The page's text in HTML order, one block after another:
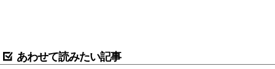
あわせて読みたい記事